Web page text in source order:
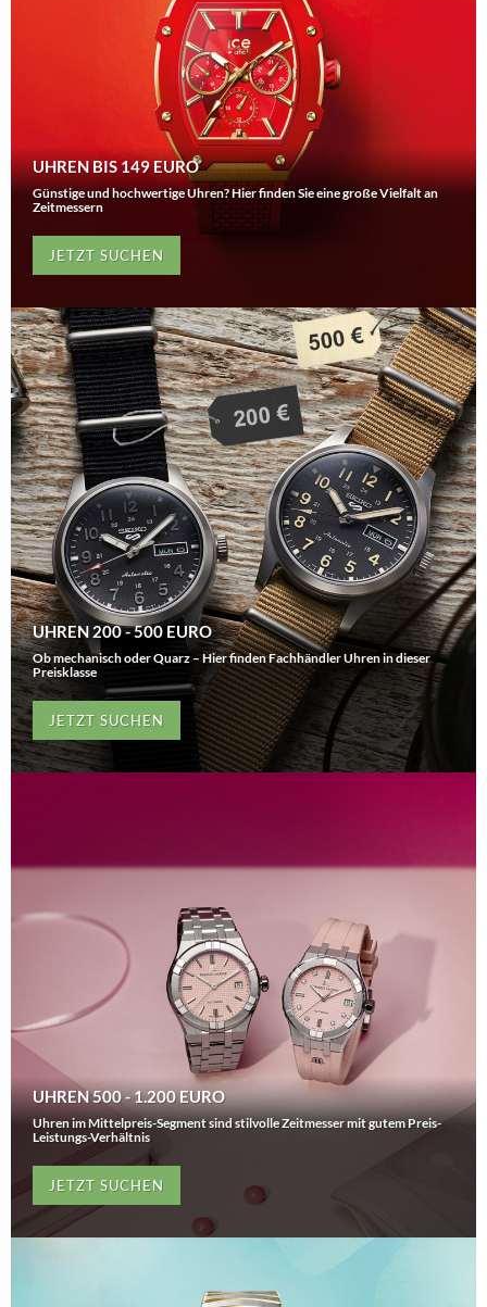
UHREN BIS 149 EURO
Günstige und hochwertige Uhren? Hier finden Sie eine große Vielfalt an
Zeitmessern
JETZT SUCHEN
UHREN 200 - 500 EURO
Ob mechanisch oder Quarz – Hier finden Fachhändler Uhren in dieser
Preisklasse
JETZT SUCHEN
UHREN 500 - 1.200 EURO
Uhren im Mittelpreis-Segment sind stilvolle Zeitmesser mit gutem Preis-
Leistungs-Verhältnis
JETZT SUCHEN